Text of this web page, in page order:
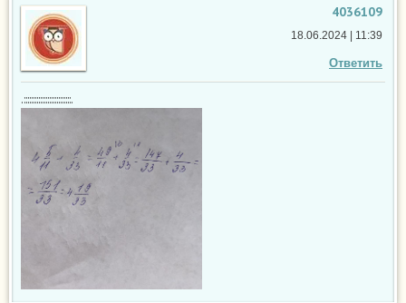
4036109
Ответить
18.06.2024 | 11:39
.::::::::::::::::::::::::::.